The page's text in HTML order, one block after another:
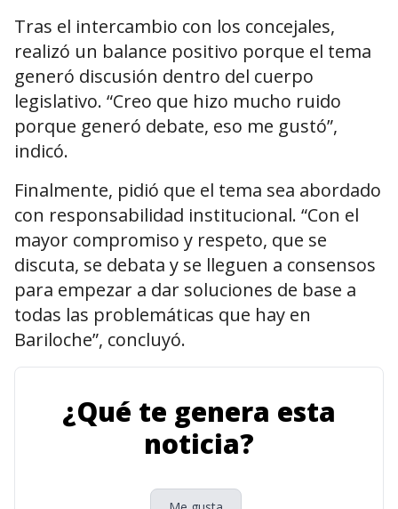
Tras el intercambio con los concejales,
realizó un balance positivo porque el tema
generó discusión dentro del cuerpo
legislativo. “Creo que hizo mucho ruido
porque generó debate, eso me gustó”,
indicó.
Finalmente, pidió que el tema sea abordado
con responsabilidad institucional. “Con el
mayor compromiso y respeto, que se
discuta, se debata y se lleguen a consensos
para empezar a dar soluciones de base a
todas las problemáticas que hay en
Bariloche”, concluyó.
¿Qué te genera esta
noticia?